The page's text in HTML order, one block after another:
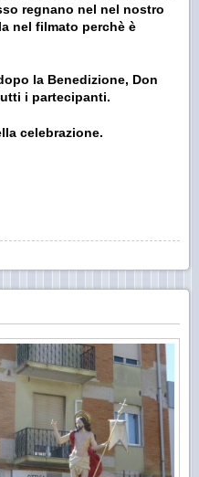
regnano nel nel nostro
nel filmato perchè è
la Benedizione, Don
i partecipanti.
celebrazione.